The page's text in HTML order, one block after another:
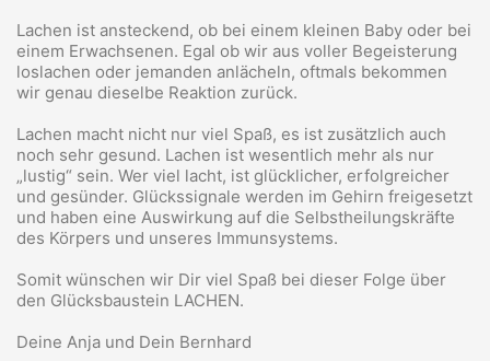
Lachen ist ansteckend, ob bei einem kleinen Baby oder bei
einem Erwachsenen. Egal ob wir aus voller Begeisterung
loslachen oder jemanden anlächeln, oftmals bekommen
wir genau dieselbe Reaktion zurück.
Lachen macht nicht nur viel Spaß, es ist zusätzlich auch
noch sehr gesund. Lachen ist wesentlich mehr als nur
„lustig“ sein. Wer viel lacht, ist glücklicher, erfolgreicher
und gesünder. Glückssignale werden im Gehirn freigesetzt
und haben eine Auswirkung auf die Selbstheilungskräfte
des Körpers und unseres Immunsystems.
Somit wünschen wir Dir viel Spaß bei dieser Folge über
den Glücksbaustein LACHEN.
Deine Anja und Dein Bernhard